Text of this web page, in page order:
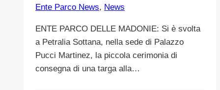
parco
del
Tour
Ente Parco News, News
ENTE PARCO DELLE MADONIE: Si è svolta
a Petralia Sottana, nella sede di Palazzo
Pucci Martinez, la piccola cerimonia di
consegna di una targa alla…